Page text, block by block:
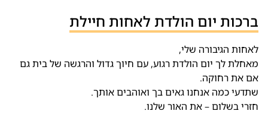
ברכות יום הולדת לאחות חיילת
לאחות הגיבורה שלי,
מאחלת לך יום הולדת רגוע, עם חיוך גדול והרגשה של בית גם
אם את רחוקה.
שתדעי כמה אנחנו גאים בך ואוהבים אותך.
חזרי בשלום – את האור שלנו.